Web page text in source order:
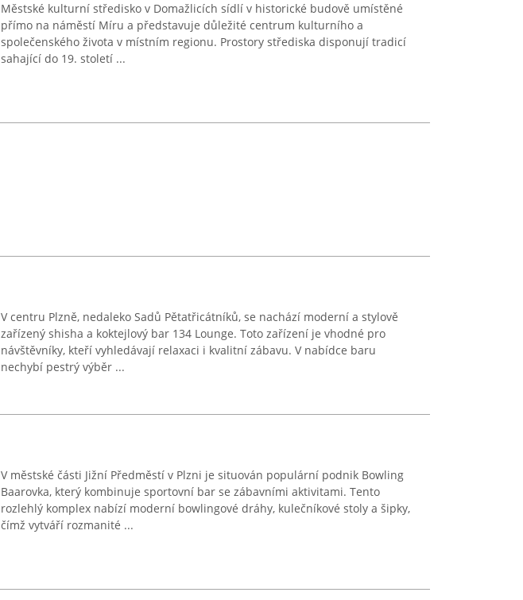
Městské kulturní středisko v Domažlicích sídlí v historické budově umístěné
přímo na náměstí Míru a představuje důležité centrum kulturního a
společenského života v místním regionu. Prostory střediska disponují tradicí
sahající do 19. století ...
V centru Plzně, nedaleko Sadů Pětatřicátníků, se nachází moderní a stylově
zařízený shisha a koktejlový bar 134 Lounge. Toto zařízení je vhodné pro
návštěvníky, kteří vyhledávají relaxaci i kvalitní zábavu. V nabídce baru
nechybí pestrý výběr ...
V městské části Jižní Předměstí v Plzni je situován populární podnik Bowling
Baarovka, který kombinuje sportovní bar se zábavními aktivitami. Tento
rozlehlý komplex nabízí moderní bowlingové dráhy, kulečníkové stoly a šipky,
čímž vytváří rozmanité ...